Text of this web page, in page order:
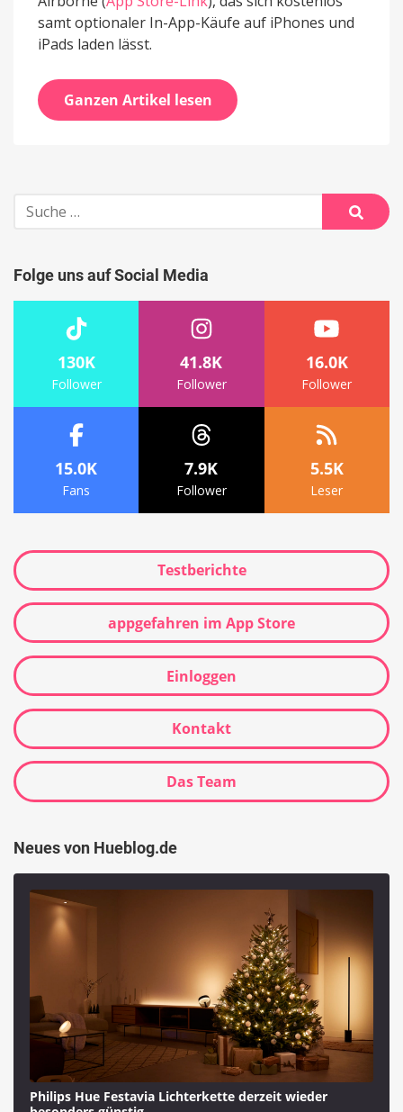
samt optionaler In-App-Käufe auf iPhones und
iPads laden lässt.
Ganzen Artikel lesen
Suche
nach:
Suche
Folge uns auf Social Media
130K
Follower
41.8K
Follower
16.0K
Follower
15.0K
Fans
7.9K
Follower
5.5K
Leser
Testberichte
appgefahren im App Store
Einloggen
Kontakt
Das Team
Neues von Hueblog.de
Philips Hue Festavia Lichterkette derzeit wieder